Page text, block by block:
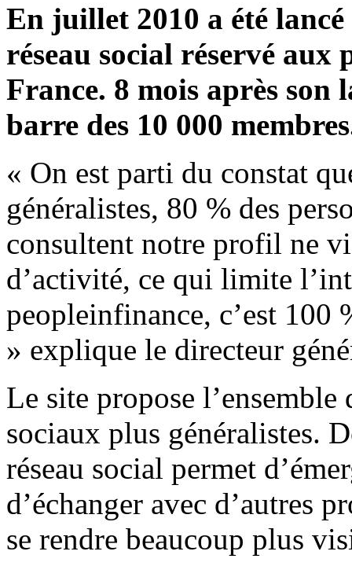
En juillet 2010 a été
réseau social réservé aux
France. 8 mois après son
barre des 10 000
« On est parti du constat
généralistes, 80 % des
consultent notre profil ne
d’activité, ce qui limite
peopleinfinance, c’est 100
» explique le directeur
Le site propose
sociaux plus généralistes.
réseau social permet
d’échanger avec d’autres
se rendre beaucoup plus